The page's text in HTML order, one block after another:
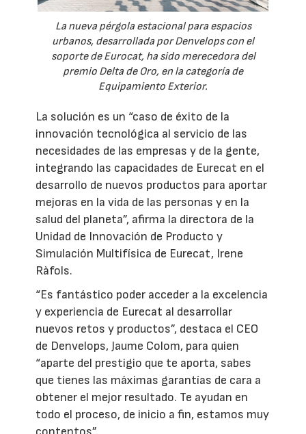
La nueva pérgola estacional para espacios
urbanos, desarrollada por Denvelops con el
soporte de Eurocat, ha sido merecedora del
premio Delta de Oro, en la categoría de
Equipamiento Exterior.
La solución es un “caso de éxito de la
innovación tecnológica al servicio de las
necesidades de las empresas y de la gente,
integrando las capacidades de Eurecat en el
desarrollo de nuevos productos para aportar
mejoras en la vida de las personas y en la
salud del planeta”, afirma la directora de la
Unidad de Innovación de Producto y
Simulación Multifísica de Eurecat, Irene
Ràfols.
“Es fantástico poder acceder a la excelencia
y experiencia de Eurecat al desarrollar
nuevos retos y productos”, destaca el CEO
de Denvelops, Jaume Colom, para quien
“aparte del prestigio que te aporta, sabes
que tienes las máximas garantías de cara a
obtener el mejor resultado. Te ayudan en
todo el proceso, de inicio a fin, estamos muy